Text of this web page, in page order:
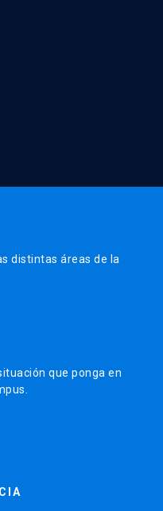
distintas áreas de la
que ponga en